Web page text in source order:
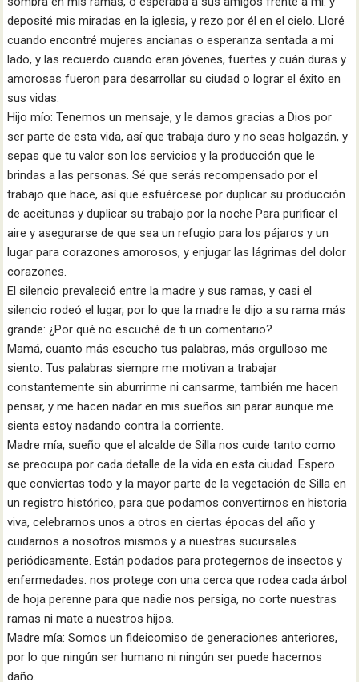
deposité mis miradas en la iglesia, y rezo por él en el cielo. Lloré
cuando encontré mujeres ancianas o esperanza sentada a mi
lado, y las recuerdo cuando eran jóvenes, fuertes y cuán duras y
amorosas fueron para desarrollar su ciudad o lograr el éxito en
sus vidas.
Hijo mío: Tenemos un mensaje, y le damos gracias a Dios por
ser parte de esta vida, así que trabaja duro y no seas holgazán, y
sepas que tu valor son los servicios y la producción que le
brindas a las personas. Sé que serás recompensado por el
trabajo que hace, así que esfuércese por duplicar su producción
de aceitunas y duplicar su trabajo por la noche Para purificar el
aire y asegurarse de que sea un refugio para los pájaros y un
lugar para corazones amorosos, y enjugar las lágrimas del dolor
corazones.
El silencio prevaleció entre la madre y sus ramas, y casi el
silencio rodeó el lugar, por lo que la madre le dijo a su rama más
grande: ¿Por qué no escuché de ti un comentario?
Mamá, cuanto más escucho tus palabras, más orgulloso me
siento. Tus palabras siempre me motivan a trabajar
constantemente sin aburrirme ni cansarme, también me hacen
pensar, y me hacen nadar en mis sueños sin parar aunque me
sienta estoy nadando contra la corriente.
Madre mía, sueño que el alcalde de Silla nos cuide tanto como
se preocupa por cada detalle de la vida en esta ciudad. Espero
que conviertas todo y la mayor parte de la vegetación de Silla en
un registro histórico, para que podamos convertirnos en historia
viva, celebrarnos unos a otros en ciertas épocas del año y
cuidarnos a nosotros mismos y a nuestras sucursales
periódicamente. Están podados para protegernos de insectos y
enfermedades. nos protege con una cerca que rodea cada árbol
de hoja perenne para que nadie nos persiga, no corte nuestras
ramas ni mate a nuestros hijos.
Madre mía: Somos un fideicomiso de generaciones anteriores,
por lo que ningún ser humano ni ningún ser puede hacernos
daño.